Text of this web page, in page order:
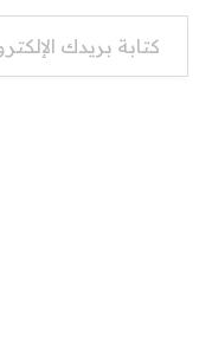
كتابة بريدك الإلكتروني...